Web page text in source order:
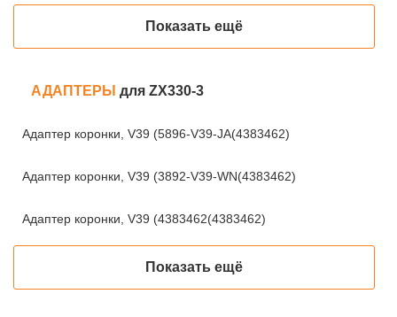
Показать ещё
АДАПТЕРЫ для ZX330-3
Адаптер коронки, V39 (5896-V39-JA(4383462)
Адаптер коронки, V39 (3892-V39-WN(4383462)
Адаптер коронки, V39 (4383462(4383462)
Показать ещё